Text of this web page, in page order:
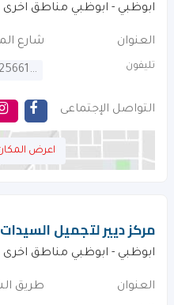
ابوظبي - ابوظبي مناطق اخرى
العنوان شارع
تليفون 025661052
التواصل الإجتماعى
اعرض
مركز ديير لتجميل السيدات
ابوظبي - ابوظبي مناطق اخرى
العنوان طريق